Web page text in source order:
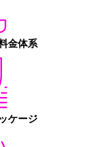
金体系
ケージ